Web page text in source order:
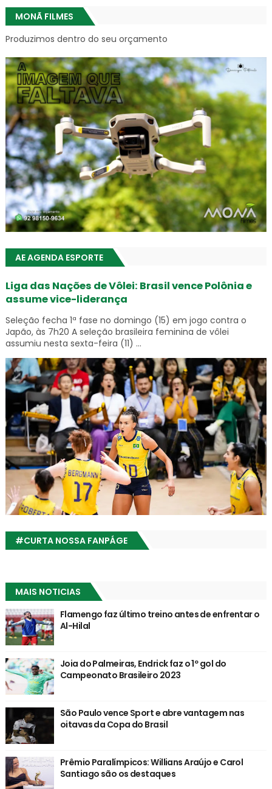
MONÃ FILMES
Produzimos dentro do seu orçamento
AE AGENDA ESPORTE
Liga das Nações de Vôlei: Brasil vence Polônia e
assume vice-liderança
Seleção fecha 1ª fase no domingo (15) em jogo contra o
Japão, às 7h20 A seleção brasileira feminina de vôlei
assumiu nesta sexta-feira (11) ...
#CURTA NOSSA FANPÁGE
MAIS NOTICIAS
Flamengo faz último treino antes de enfrentar o
Al-Hilal
Joia do Palmeiras, Endrick faz o 1º gol do
Campeonato Brasileiro 2023
São Paulo vence Sport e abre vantagem nas
oitavas da Copa do Brasil
Prêmio Paralímpicos: Willians Araújo e Carol
Santiago são os destaques